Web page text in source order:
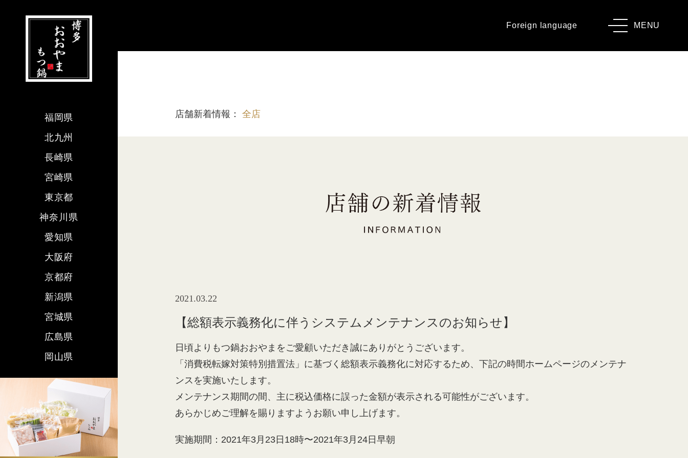
Foreign language MENU
店舗新着情報： 全店
2021.03.22
【総額表示義務化に伴うシステムメンテナンスのお知らせ】
日頃よりもつ鍋おおやまをご愛顧いただき誠にありがとうございます。
「消費税転嫁対策特別措置法」に基づく総額表示義務化に対応するため、下記の時間ホームページのメンテナ
ンスを実施いたします。
メンテナンス期間の間、主に税込価格に誤った金額が表示される可能性がございます。
あらかじめご理解を賜りますようお願い申し上げます。
実施期間：2021年3月23日18時〜2021年3月24日早朝
福岡県
北九州
長崎県
宮崎県
東京都
神奈川県
愛知県
大阪府
京都府
新潟県
宮城県
広島県
岡山県